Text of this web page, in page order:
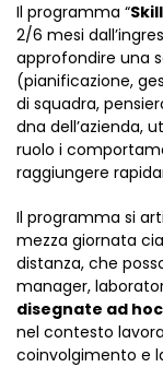
Il programma “
2/6 mesi
approfondire una
(pianificazione,
di squadra,
dna dell’azienda,
ruolo i
raggiungere
Il programma si
mezza giornata
distanza, che
manager,
disegnate ad hoc
nel contesto
coinvolgimento e